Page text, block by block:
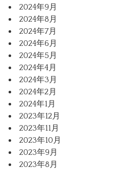
2024年9月
2024年8月
2024年7月
2024年6月
2024年5月
2024年4月
2024年3月
2024年2月
2024年1月
2023年12月
2023年11月
2023年10月
2023年9月
2023年8月